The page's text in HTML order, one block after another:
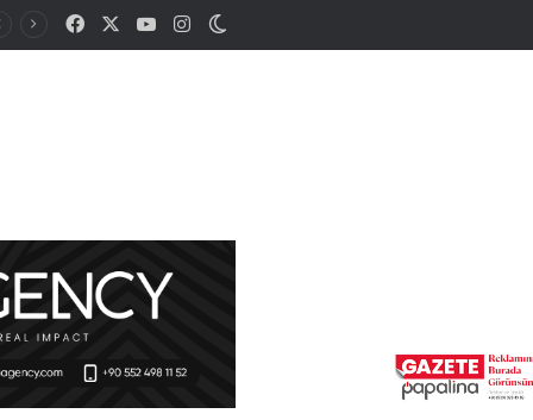
FacebookYouTubeInstagramDış görünümü değiştir